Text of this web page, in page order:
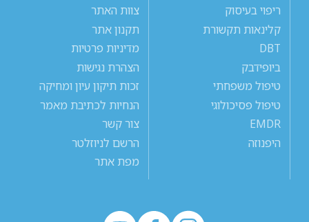
ריפוי בעיסוק
קלינאות תקשורת
DBT
ביופידבק
טיפול משפחתי
טיפול פסיכולוגי
EMDR
היפנוזה
צוות האתר
תקנון אתר
מדיניות פרטיות
הצהרת נגישות
זכות תיקון עיון ומחיקה
הנחיות לכתיבת מאמר
צור קשר
הרשם לניוזלטר
מפת אתר